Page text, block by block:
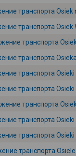
транспорта Osiek
транспорта Osiek
транспорта
транспорта Osieka
транспорта Osieki
транспорта Osieki
транспорта
транспорта Osieki
транспорта Osieki
транспорта